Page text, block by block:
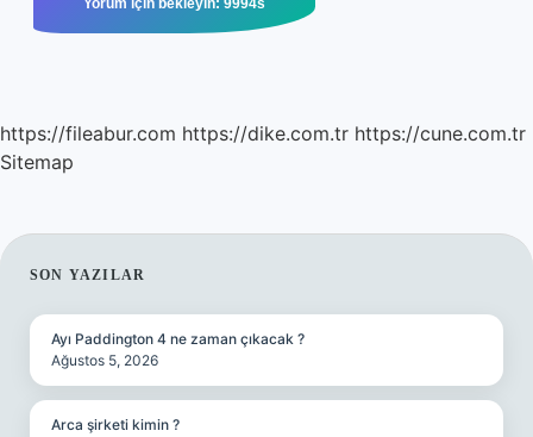
https://fileabur.com https://dike.com.tr https://cune.com.tr
Sitemap
SIDEBAR
SON YAZILAR
Ayı Paddington 4 ne zaman çıkacak ?
Ağustos 5, 2026
Arca şirketi kimin ?